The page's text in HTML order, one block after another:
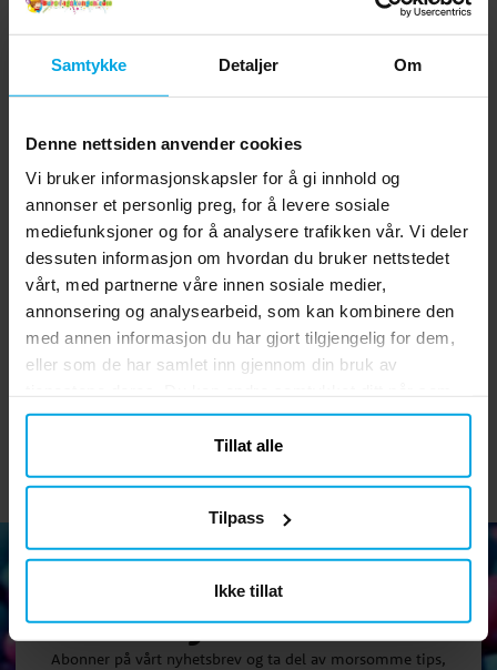
Samtykke Detaljer Om
Denne nettsiden anvender cookies
Vi bruker informasjonskapsler for å gi innhold og
annonser et personlig preg, for å levere sosiale
mediefunksjoner og for å analysere trafikken vår. Vi deler
dessuten informasjon om hvordan du bruker nettstedet
vårt, med partnerne våre innen sosiale medier,
annonsering og analysearbeid, som kan kombinere den
med annen informasjon du har gjort tilgjengelig for dem,
eller som de har samlet inn gjennom din bruk av
helst.
Tillat alle
Tilpass
Ikke tillat
Ballonger - Røde 10 stk.
kr 29,00
kr 29,00
Serpentiner - Lilla
Pris kr 19,00
kr 19,00
Nyhetsbrev
Abonner på vårt nyhetsbrev og ta del av morsomme tips,